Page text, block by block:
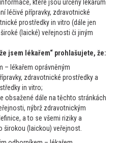
2024 Číst více
v epigastriu
choroba, trombofilní
udává bolesti v levém
"jako žlučník"- Je také snad
Obj.: normální sono nález,
které jsou určeny lékařům
léčivé přípravky, zdravotnické
prostředky in vitro (dále jen
(laické) veřejnosti či jiným
jsem lékařem“ prohlašujete, že:
– lékařem oprávněným
zdravotnické prostředky a
in vitro;
obsažené dále na těchto stránkách
nýbrž zdravotnickým
a to se všemi riziky a
širokou (laickou) veřejnost.